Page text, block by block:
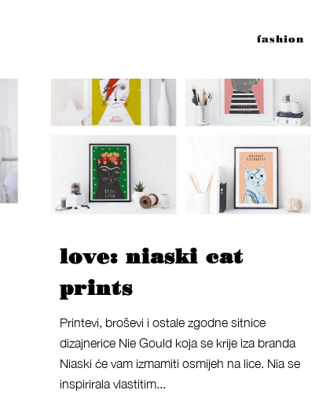
fashion
love: niaski cat
prints
Printevi, broševi i ostale zgodne sitnice
dizajnerice Nie Gould koja se krije iza branda
Niaski će vam izmamiti osmijeh na lice. Nia se
inspirirala vlastitim...